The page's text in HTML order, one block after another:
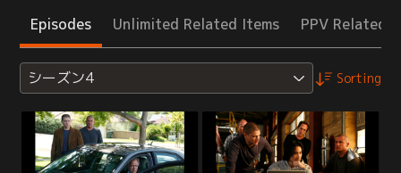
Episodes Unlimited Related Items PPV Related
シーズン4 Sorting